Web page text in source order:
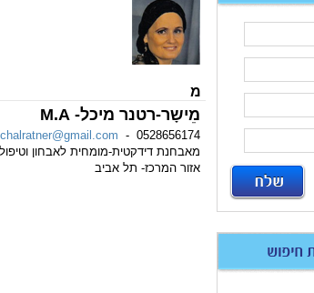
מ
מֵישָר-רטנר מיכל- M.A
- 0528656174
מאבחנת דידקטית-מומחית לאבחון
אזור המרכז- תל אביב